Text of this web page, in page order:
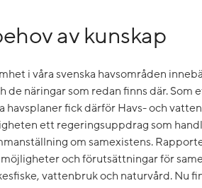
av kunskap
i våra svenska havsområden
de näringar som redan finns där.
havsplaner fick därför Havs- och
ett regeringsuppdrag som
om samexistens.
och förutsättningar för
vattenbruk och naturvård. Nu